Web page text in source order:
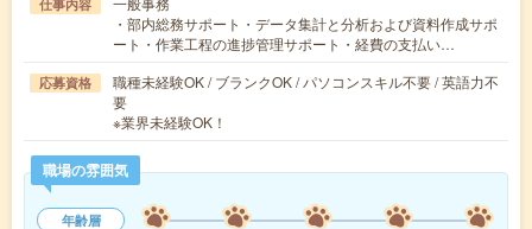
仕事内容
・部内総務サポート・データ集計と分析および資料作成サポ
ート・作業工程の進捗管理サポート・経費の支払い…
応募資格
職種未経験OK / ブランクOK / パソコンスキル不要 / 英語力不
要
※業界未経験OK！
職場の雰囲気
年齢層